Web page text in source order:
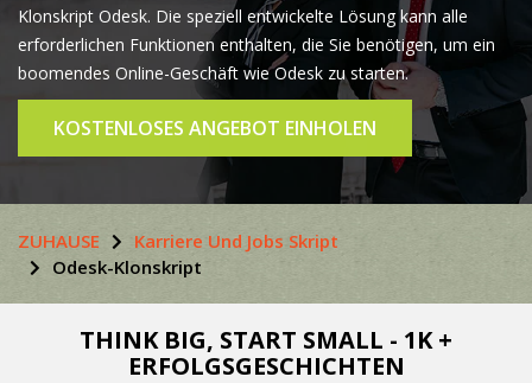
Klonskript Odesk. Die speziell entwickelte Lösung kann alle
erforderlichen Funktionen enthalten, die Sie benötigen, um ein
boomendes Online-Geschäft wie Odesk zu starten.
KOSTENLOSES ANGEBOT EINHOLEN
ZUHAUSE
Karriere Und Jobs Skript
Odesk-Klonskript
THINK BIG, START SMALL - 1K +
ERFOLGSGESCHICHTEN